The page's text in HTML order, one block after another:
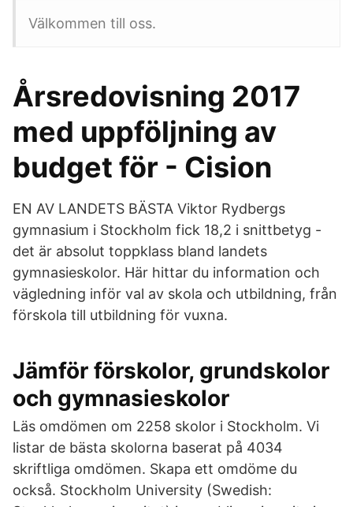
Välkommen till oss.
Årsredovisning 2017
med uppföljning av
budget för - Cision
EN AV LANDETS BÄSTA Viktor Rydbergs
gymnasium i Stockholm fick 18,2 i snittbetyg -
det är absolut toppklass bland landets
gymnasieskolor. Här hittar du information och
vägledning inför val av skola och utbildning, från
förskola till utbildning för vuxna.
Jämför förskolor, grundskolor
och gymnasieskolor
Läs omdömen om 2258 skolor i Stockholm. Vi
listar de bästa skolorna baserat på 4034
skriftliga omdömen. Skapa ett omdöme du
också. Stockholm University (Swedish: